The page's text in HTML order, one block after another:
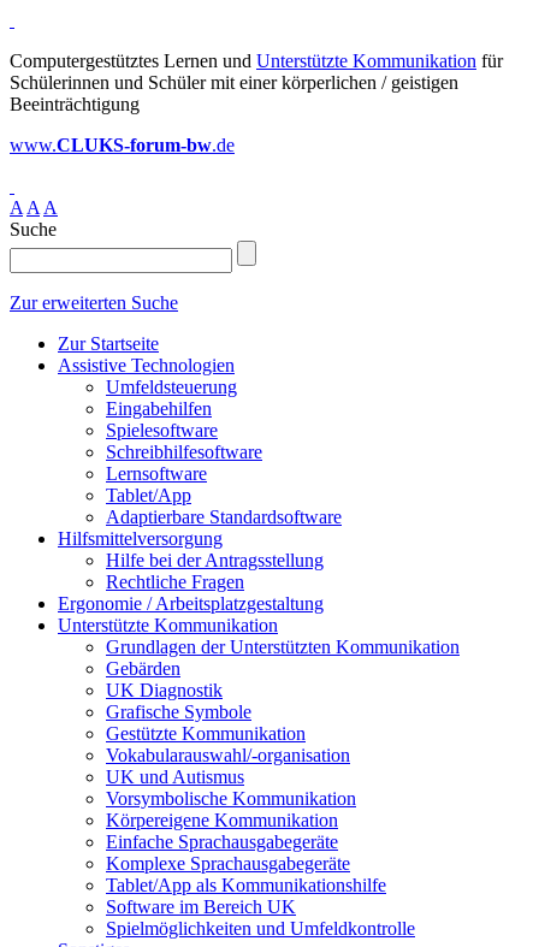
Computergestütztes Lernen und Unterstützte Kommunikation für
Schülerinnen und Schüler mit einer körperlichen / geistigen
Beeinträchtigung
www.CLUKS-forum-bw.de
A A A
Suche
Zur erweiterten Suche
Zur Startseite
Assistive Technologien
Umfeldsteuerung
Eingabehilfen
Spielesoftware
Schreibhilfesoftware
Lernsoftware
Tablet/App
Adaptierbare Standardsoftware
Hilfsmittelversorgung
Hilfe bei der Antragsstellung
Rechtliche Fragen
Ergonomie / Arbeitsplatzgestaltung
Unterstützte Kommunikation
Grundlagen der Unterstützten Kommunikation
Gebärden
UK Diagnostik
Grafische Symbole
Gestützte Kommunikation
Vokabularauswahl/-organisation
UK und Autismus
Vorsymbolische Kommunikation
Körpereigene Kommunikation
Einfache Sprachausgabegeräte
Komplexe Sprachausgabegeräte
Tablet/App als Kommunikationshilfe
Software im Bereich UK
Spielmöglichkeiten und Umfeldkontrolle